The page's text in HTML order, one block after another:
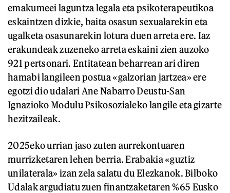
emakumeei laguntza legala eta psikoterapeutikoa
eskaintzen dizkie, baita osasun sexualarekin eta
ugalketa osasunarekin lotura duen arreta ere. Iaz
erakundeak zuzeneko arreta eskaini zien auzoko
921 pertsonari. Entitatean beharrean ari diren
hamabi langileen postua «galzorian jartzea» ere
egotzi dio udalari Ane Nabarro Deustu-San
Ignazioko Modulu Psikosozialeko langile eta gizarte
hezitzaileak.
2025eko urrian jaso zuten aurrekontuaren
murrizketaren lehen berria. Erabakia «guztiz
unilaterala» izan zela salatu du Elezkanok. Bilboko
Udalak argudiatu zuen finantzaketaren %65 Eusko